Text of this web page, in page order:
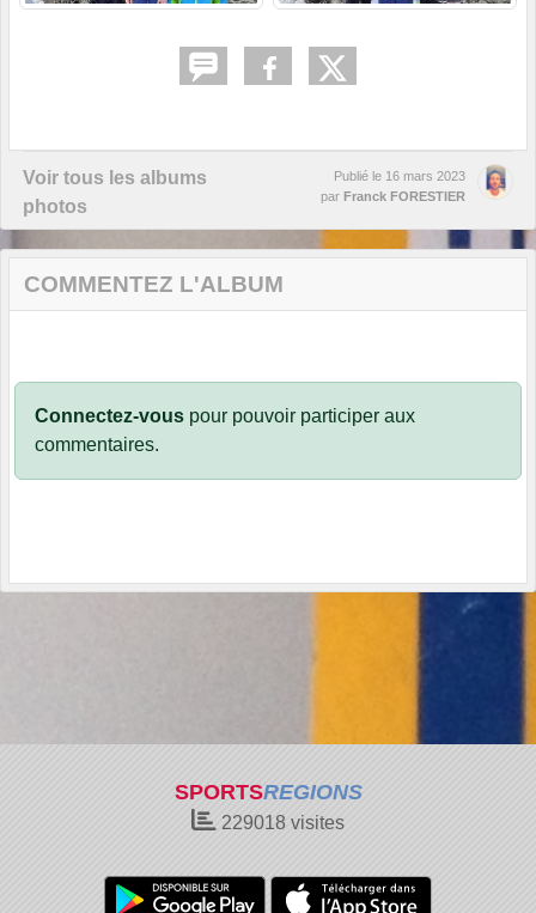
Voir tous les albums
photos
Publié le 16 mars 2023
par Franck FORESTIER
COMMENTEZ L'ALBUM
Connectez-vous pour pouvoir participer aux
commentaires.
SPORTSREGIONS
229018 visites